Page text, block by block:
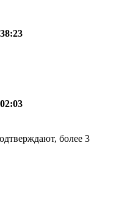
более 3